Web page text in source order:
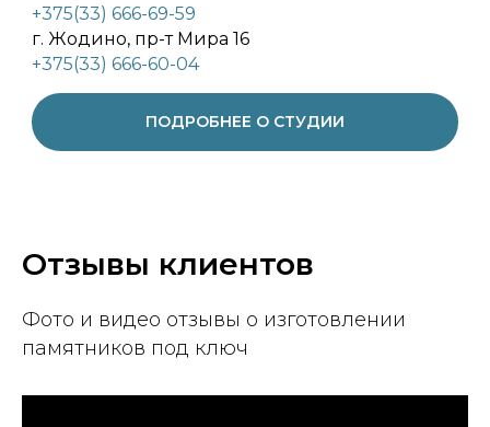
+375(33) 666-69-59
г. Жодино, пр-т Мира 16
+375(33) 666-60-04
ПОДРОБНЕЕ О СТУДИИ
Отзывы клиентов
Фото и видео отзывы о изготовлении
памятников под ключ